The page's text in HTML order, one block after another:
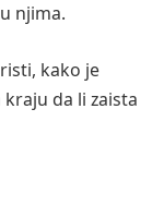
njima.
kako je
da li zaista